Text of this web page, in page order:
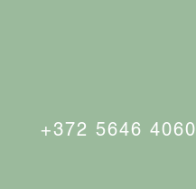
+372 5646 4060